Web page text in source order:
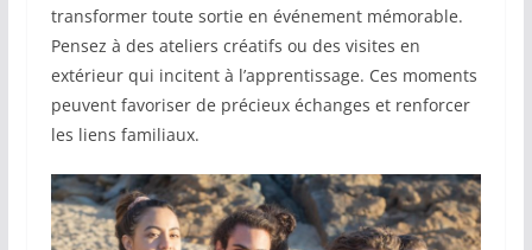
transformer toute sortie en événement mémorable.
Pensez à des ateliers créatifs ou des visites en
extérieur qui incitent à l’apprentissage. Ces moments
peuvent favoriser de précieux échanges et renforcer
les liens familiaux.